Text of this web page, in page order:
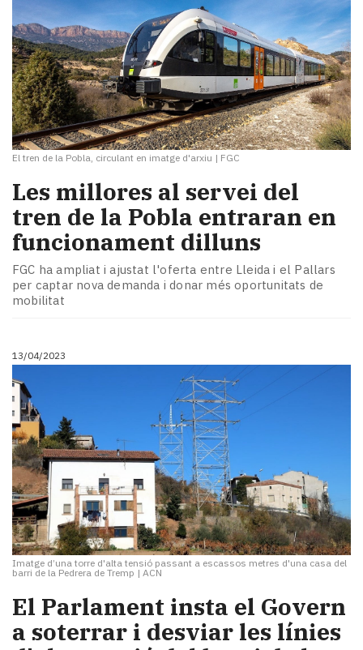
El tren de la Pobla, circulant en imatge d'arxiu | FGC
Les millores al servei del
tren de la Pobla entraran en
funcionament dilluns
FGC ha ampliat i ajustat l'oferta entre Lleida i el Pallars
per captar nova demanda i donar més oportunitats de
mobilitat
13/04/2023
Imatge d’una torre d'alta tensió passant a escassos metres d'una casa del
barri de la Pedrera de Tremp | ACN
El Parlament insta el Govern
a soterrar i desviar les línies